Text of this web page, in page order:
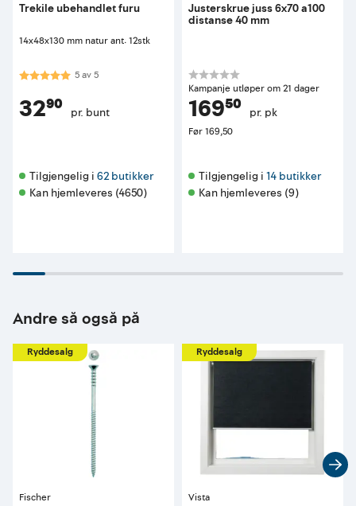
Trekile ubehandlet furu
14x48x130 mm natur ant: 12stk
Karakter:5.0 av 5 mulige
5av5
32⁹⁰ pr. bunt
Tilgjengelig i 62 butikker
Kan hjemleveres (4650)
Justerskrue juss 6x70 a100
distanse 40 mm
Kampanje utløper om 21 dager
169⁵⁰ pr. pk
Før169,50
Tilgjengelig i 14 butikker
Kan hjemleveres (9)
Andre så også på
Ryddesalg
Fischer
Ryddesalg
Vista